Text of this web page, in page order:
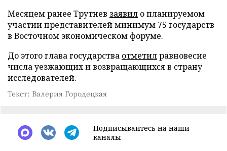
Месяцем ранее Трутнев заявил о планируемом
участии представителей минимум 75 государств
в Восточном экономическом форуме.
До этого глава государства отметилравновесие
числа уезжающих и возвращающихся в страну
исследователей.
Текст: Валерия Городецкая
Подписывайтесь на наши
каналы